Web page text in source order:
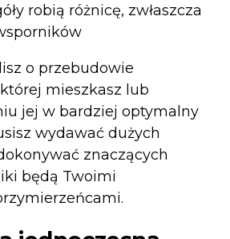
robią różnicę, zwłaszcza
o przebudowie
mieszkasz lub
jej w bardziej optymalny
wydawać dużych
znaczących
będą Twoimi